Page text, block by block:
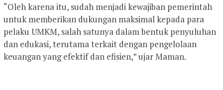
“Oleh karena itu, sudah menjadi kewajiban pemerintah
untuk memberikan dukungan maksimal kepada para
pelaku UMKM, salah satunya dalam bentuk penyuluhan
dan edukasi, terutama terkait dengan pengelolaan
keuangan yang efektif dan efisien,” ujar Maman.